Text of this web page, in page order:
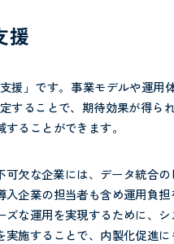
援
援」です。 事業モデルや運用
することで、期待効果が得ら
ることができます。
可欠な企業には、データ統合の
企業の担当者も含め運用負担
な運用を実現するために、シ
施することで、内製化促進に